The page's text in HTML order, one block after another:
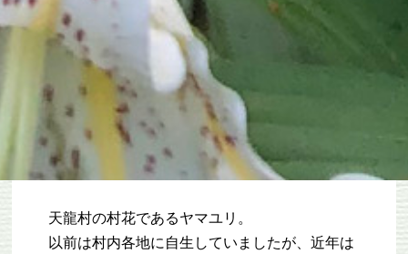
天龍村の村花であるヤマユリ。
以前は村内各地に自生していましたが、近年は